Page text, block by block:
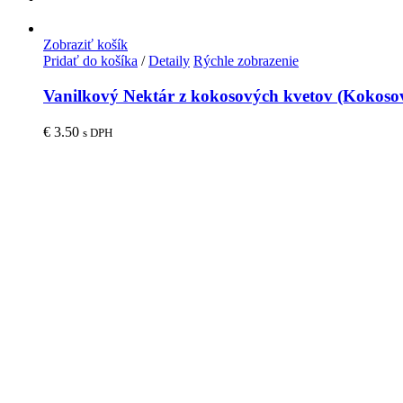
Zobraziť košík
Pridať do košíka / Detaily Rýchle zobrazenie
Vanilkový Nektár z kokosových kvetov
€ 3.50 s DPH